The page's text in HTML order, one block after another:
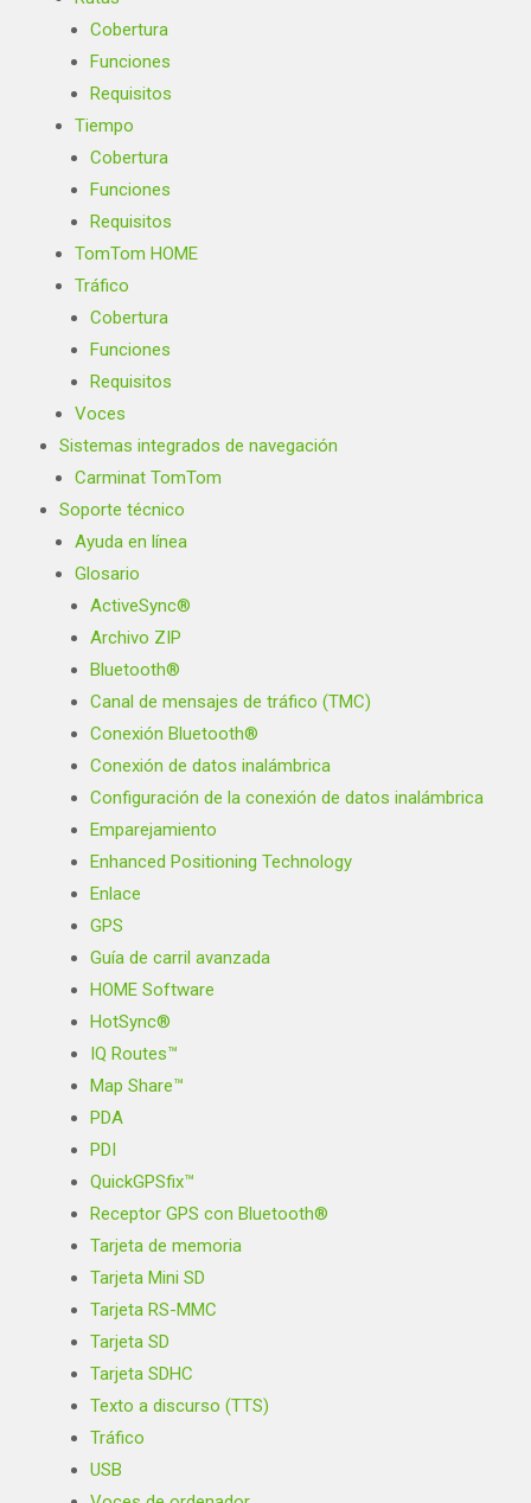
Cobertura
Funciones
Requisitos
Tiempo
Cobertura
Funciones
Requisitos
TomTom HOME
Tráfico
Cobertura
Funciones
Requisitos
Voces
Sistemas integrados de navegación
Carminat TomTom
Soporte técnico
Ayuda en línea
Glosario
ActiveSync®
Archivo ZIP
Bluetooth®
Canal de mensajes de tráfico (TMC)
Conexión Bluetooth®
Conexión de datos inalámbrica
Configuración de la conexión de datos inalámbrica
Emparejamiento
Enhanced Positioning Technology
Enlace
GPS
Guía de carril avanzada
HOME Software
HotSync®
IQ Routes™
Map Share™
PDA
PDI
QuickGPSfix™
Receptor GPS con Bluetooth®
Tarjeta de memoria
Tarjeta Mini SD
Tarjeta RS-MMC
Tarjeta SD
Tarjeta SDHC
Texto a discurso (TTS)
Tráfico
USB